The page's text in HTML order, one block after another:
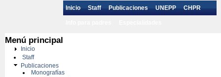
Inicio Staff Publicaciones UNEPP CHPR
Menú principal
Inicio
Staff
Publicaciones
Monografías